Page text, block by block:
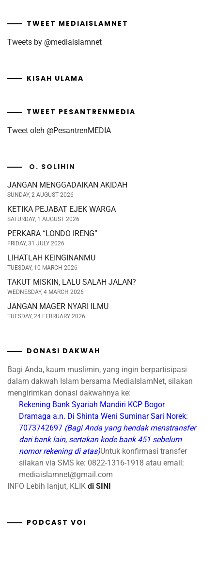
TWEET MEDIAISLAMNET
Tweets by @mediaislamnet
KISAH ULAMA
TWEET PESANTRENMEDIA
Tweet oleh @PesantrenMEDIA
O. SOLIHIN
JANGAN MENGGADAIKAN AKIDAH
SUNDAY, 2 AUGUST 2026
KETIKA PEJABAT EJEK WARGA
SATURDAY, 1 AUGUST 2026
PERKARA “LONDO IRENG”
FRIDAY, 31 JULY 2026
LIHATLAH KEINGINANMU
TUESDAY, 10 MARCH 2026
TAKUT MISKIN, LALU SALAH JALAN?
WEDNESDAY, 4 MARCH 2026
JANGAN MAGER NYARI ILMU
TUESDAY, 24 FEBRUARY 2026
DONASI DAKWAH
Bagi Anda, kaum muslimin, yang ingin berpartisipasi
dalam dakwah Islam bersama MediaIslamNet, silakan
mengirimkan donasi dakwahnya ke:
Rekening Bank Syariah Mandiri KCP Bogor
Dramaga a.n. Di Shinta Weni Suminar Sari Norek:
7073742697 (Bagi Anda yang hendak menstransfer
dari bank lain, sertakan kode bank 451 sebelum
nomor rekening di atas)Untuk konfirmasi transfer
silakan via SMS ke: 0822-1316-1918 atau email:
mediaislamnet@gmail.com
INFO Lebih lanjut, KLIK di SINI
PODCAST VOI